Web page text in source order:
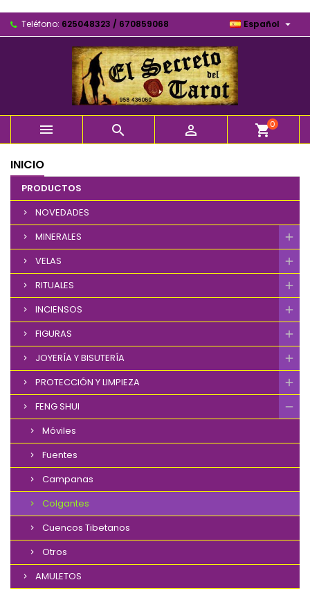
Teléfono: 625048323 / 670859068 Español 
   shopping_cart0
INICIO
PRODUCTOS
NOVEDADES
MINERALES
VELAS
RITUALES
INCIENSOS
FIGURAS
JOYERÍA Y BISUTERÍA
PROTECCIÓN Y LIMPIEZA
FENG SHUI
Móviles
Fuentes
Campanas
Colgantes
Cuencos Tibetanos
Otros
AMULETOS